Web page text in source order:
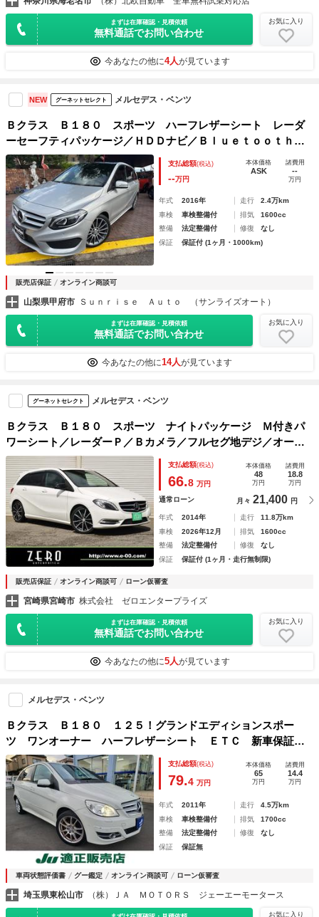
まずは在庫確認・見積依頼
無料通話でお問い合わせ
お気に入り
今あなたの他に4人が見ています
NEW グーネットセレクト メルセデス・ベンツ
Ｂクラス Ｂ１８０ スポーツ ハーフレザーシート レーダ
ーセーフティパッケージ／ＨＤＤナビ／Ｂｌｕｅｔｏｏｔｈ／
バックカメラ／フルセグテレビ／アダプティブクルーズコント
ロール／ブラインドスポットモニター／ＥＴＣ
支払総額(税込)
--万円
本体価格
ASK
諸費用
--
万円
年式 2016年 走行
2.4万km
車検
車検整備付 排気
1600cc
整備
法定整備付 修復
なし
保証
保証付 (1ヶ月・1000km)
販売店保証 オンライン商談可
山梨県甲府市 Ｓｕｎｒｉｓｅ Ａｕｔｏ （サンライズオート）
まずは在庫確認・見積依頼
無料通話でお問い合わせ
お気に入り
今あなたの他に14人が見ています
グーネットセレクト メルセデス・ベンツ
Ｂクラス Ｂ１８０ スポーツ ナイトパッケージ Ｍ付きパ
ワーシート／レーダーＰ／Ｂカメラ／フルセグ地デジ／オート
エアコン／ディストロニック＋／衝突軽減Ｂ／ＰＴＳ／Ｂｉ－
Ｘｅｎｏｎライト
支払総額(税込)
66.8 万円
本体価格
48
万円
諸費用
18.8
万円
通常ローン 月々 21,400 円
年式 2014年 走行
11.8万km
車検
2026年12月 排気
1600cc
整備
法定整備付 修復
なし
保証
保証付 (1ヶ月・走行無制限)
販売店保証 オンライン商談可 ローン仮審査
宮崎県宮崎市 株式会社 ゼロエンタープライズ
まずは在庫確認・見積依頼
無料通話でお問い合わせ
お気に入り
今あなたの他に5人が見ています
メルセデス・ベンツ
Ｂクラス Ｂ１８０ １２５！グランドエディションスポー
ツ ワンオーナー ハーフレザーシート ＥＴＣ 新車保証
書 記録簿 禁煙車 ＥＴＣ クルーズコントロール
支払総額(税込)
79.4 万円
本体価格
65
万円
諸費用
14.4
万円
年式 2011年 走行
4.5万km
車検
車検整備付 排気
1700cc
整備
法定整備付 修復
なし
保証
保証無
車両状態評価書 グー鑑定 オンライン商談可 ローン仮審査
埼玉県東松山市 （株）ＪＡ ＭＯＴＯＲＳ ジェーエーモータース
お気に入り